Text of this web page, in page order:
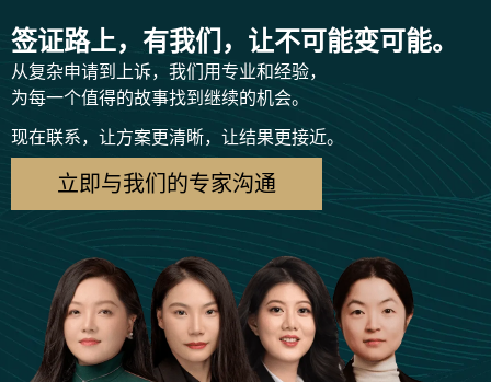
签证路上，有我们，让不可能变可能。
从复杂申请到上诉，我们用专业和经验，
为每一个值得的故事找到继续的机会。
现在联系，让方案更清晰，让结果更接近。
立即与我们的专家沟通